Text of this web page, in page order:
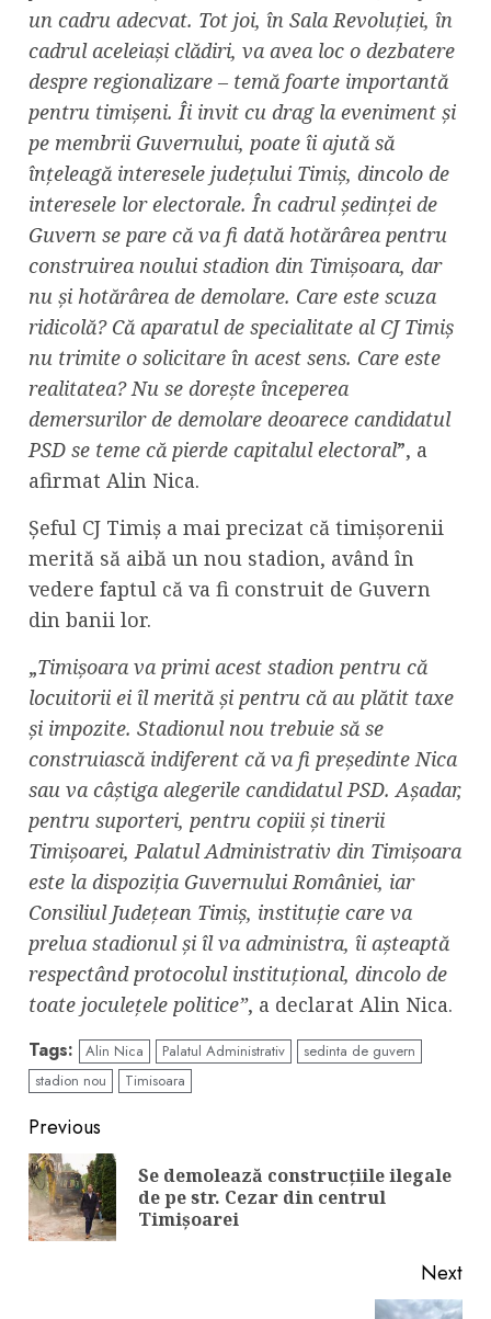
un cadru adecvat. Tot joi, în Sala Revoluției, în
cadrul aceleiași clădiri, va avea loc o dezbatere
despre regionalizare – temă foarte importantă
pentru timișeni. Îi invit cu drag la eveniment și
pe membrii Guvernului, poate îi ajută să
înțeleagă interesele județului Timiș, dincolo de
interesele lor electorale. În cadrul ședinței de
Guvern se pare că va fi dată hotărârea pentru
construirea noului stadion din Timișoara, dar
nu și hotărârea de demolare. Care este scuza
ridicolă? Că aparatul de specialitate al CJ Timiș
nu trimite o solicitare în acest sens. Care este
realitatea? Nu se dorește începerea
demersurilor de demolare deoarece candidatul
PSD se teme că pierde capitalul electoral”, a
afirmat Alin Nica.
Șeful CJ Timiș a mai precizat că timișorenii
merită să aibă un nou stadion, având în
vedere faptul că va fi construit de Guvern
din banii lor.
„Timișoara va primi acest stadion pentru că
locuitorii ei îl merită și pentru că au plătit taxe
și impozite. Stadionul nou trebuie să se
construiască indiferent că va fi președinte Nica
sau va câștiga alegerile candidatul PSD. Așadar,
pentru suporteri, pentru copiii și tinerii
Timișoarei, Palatul Administrativ din Timișoara
este la dispoziția Guvernului României, iar
Consiliul Județean Timiș, instituție care va
prelua stadionul și îl va administra, îi așteaptă
respectând protocolul instituțional, dincolo de
toate joculețele politice”, a declarat Alin Nica.
Tags: Alin Nica Palatul Administrativ
sedinta de guvern
stadion nou
Timisoara
Continue
Reading
Previous
Se demolează construcțiile ilegale
de pe str. Cezar din centrul
Timișoarei
Next